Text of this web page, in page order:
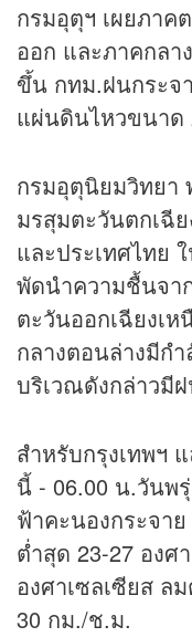
กรมอุตุฯ เผยภาค
ออก และภาคกลา
ขึ้น กทม.ฝนกระจ
แผ่นดินไหวขนาด
กรมอุตุนิยมวิทยา
มรสุมตะวันตกเฉี
และประเทศไทย
พัดนำความชื้นจา
ตะวันออกเฉียงเ
กลางตอนล่างมีก
บริเวณดังกล่าวมี
สำหรับกรุงเทพฯ
นี้ - 06.00 น.วันพ
ฟ้าคะนองกระจา
ต่ำสุด 23-27 องศ
องศาเซลเซียส ล
30 กม./ช.ม.